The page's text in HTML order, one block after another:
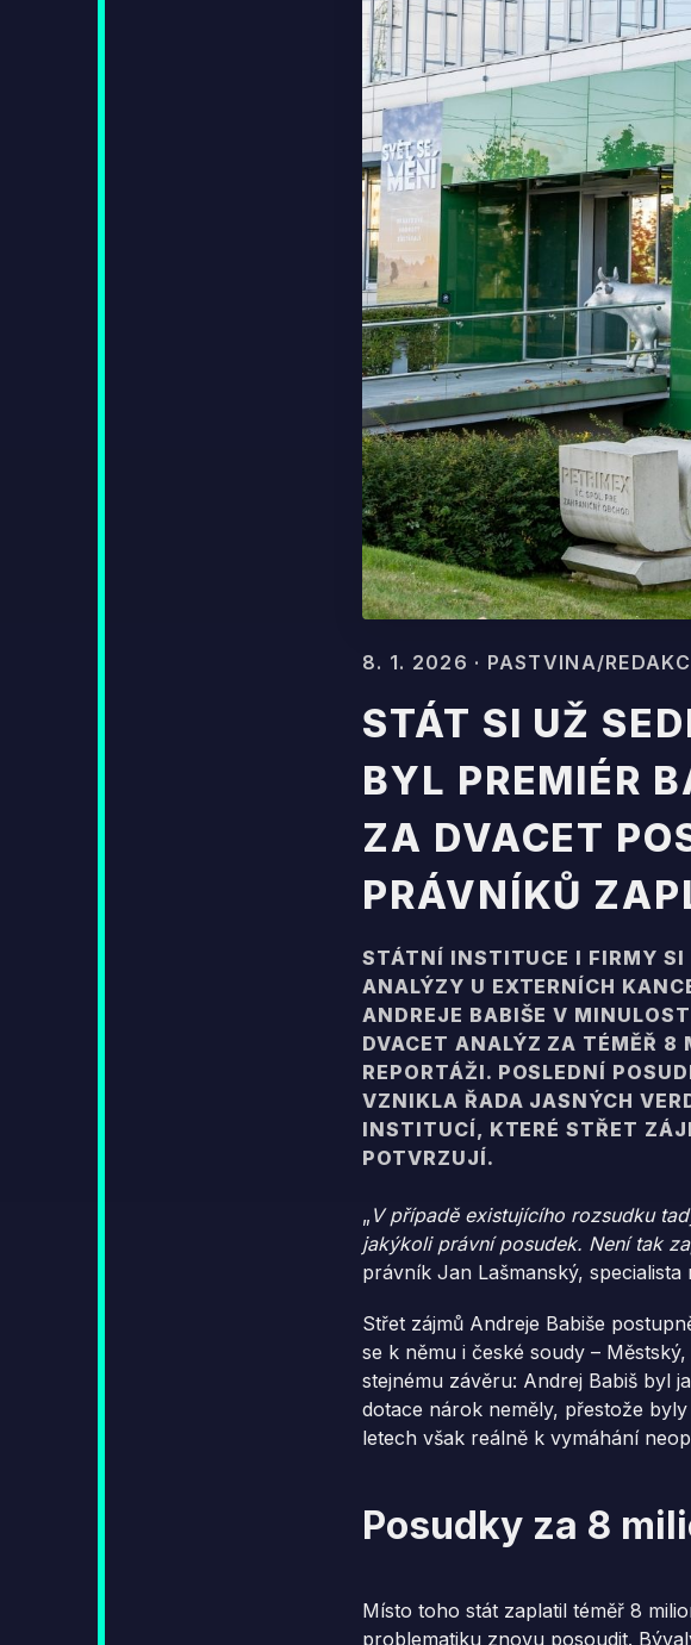
8. 1. 2026 · PASTVINA/
STÁT SI UŽ
BYL PREMIÉR
ZA DVACET
PRÁVNÍKŮ
STÁTNÍ INSTITUCE I FIRMY SI
ANALÝZY U EXTERNÍCH
ANDREJE BABIŠE V
DVACET ANALÝZ ZA TÉMĚŘ
REPORTÁŽI. POSLEDNÍ
VZNIKLA ŘADA JASNÝCH
INSTITUCÍ, KTERÉ STŘET
POTVRZUJÍ.
„ V případě existujícího rozsudku
jakýkoli právní posudek. Není tak
právník Jan Lašmanský, specialista
Střet zájmů Andreje Babiše
se k němu i české soudy –
stejnému závěru: Andrej Babiš byl
dotace nárok neměly, přestože
letech však reálně k vymáhání
Posudky za 8
Místo toho stát zaplatil téměř 8
problematiku znovu posoudit.